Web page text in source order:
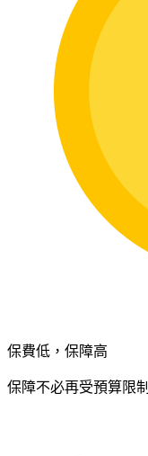
保費低，保障高
保障不必再受預算限制